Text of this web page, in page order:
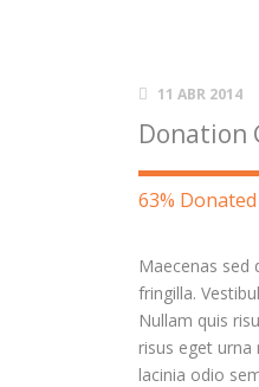
11 ABR 2014
Donation
63% Donated
Maecenas
fringilla.
Nullam quis
risus eget
lacinia odio